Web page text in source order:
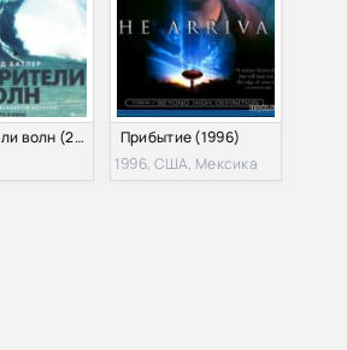
Размер: 2.30 GB
Размер: 1.36 GB
Размер: 14.1 GB
Покорители волн (2012)
Прибытие (1996)
1996, США, Мексика